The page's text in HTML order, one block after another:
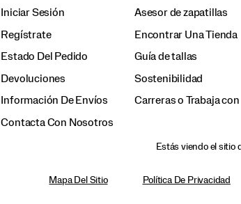
Iniciar Sesión
Regístrate
Estado Del Pedido
Devoluciones
Información De Envíos
Contacta Con Nosotros
Asesor de zapatillas
Encontrar Una Tienda
Guía de tallas
Sostenibilidad
Carreras o Trabaja
Estás viendo el sitio
Mapa Del Sitio Política De Privacidad